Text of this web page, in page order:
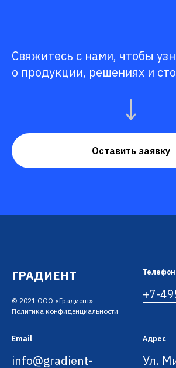
Свяжитесь с нами, чтобы
о продукции, решениях и
Оставить заявку
ГРАДИЕНТ
© 2021 ООО «Градиент»
Политика конфиденциальности
Телефон
+7-
Email
info@gradient-
Адрес
Ул.